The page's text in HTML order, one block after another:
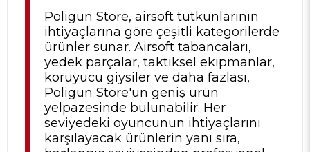
Poligun Store, airsoft tutkunlarının
ihtiyaçlarına göre çeşitli kategorilerde
ürünler sunar. Airsoft tabancaları,
yedek parçalar, taktiksel ekipmanlar,
koruyucu giysiler ve daha fazlası,
Poligun Store'un geniş ürün
yelpazesinde bulunabilir. Her
seviyedeki oyuncunun ihtiyaçlarını
karşılayacak ürünlerin yanı sıra,